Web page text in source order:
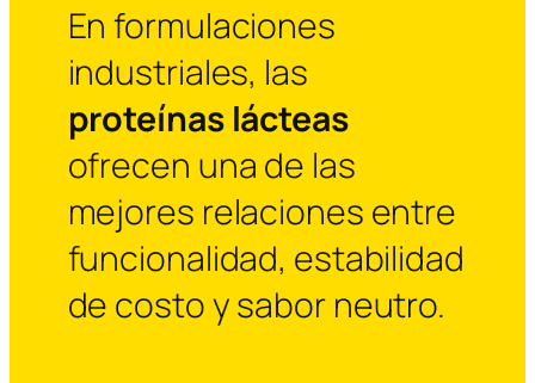
En formulaciones
industriales, las
proteínas lácteas
ofrecen una de las
mejores relaciones entre
funcionalidad, estabilidad
de costo y sabor neutro.